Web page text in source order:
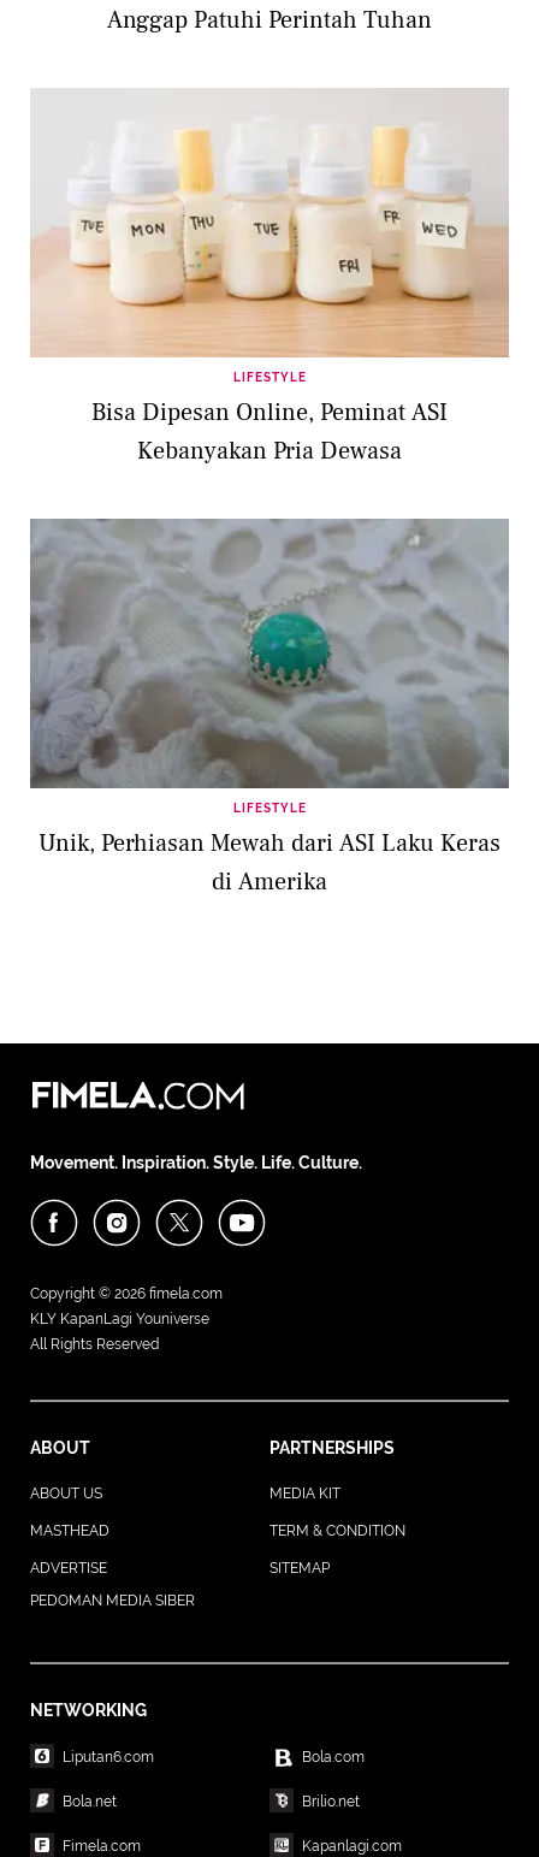
Anggap Patuhi Perintah Tuhan
LIFESTYLE
Bisa Dipesan Online, Peminat ASI
Kebanyakan Pria Dewasa
LIFESTYLE
Unik, Perhiasan Mewah dari ASI Laku Keras
di Amerika
Movement. Inspiration. Style. Life. Culture.
Copyright © 2026 fimela.com
KLY KapanLagi Youniverse
All Rights Reserved
ABOUT PARTNERSHIPS
ABOUT US MEDIA KIT
MASTHEAD TERM & CONDITION
ADVERTISE
SITEMAP
PEDOMAN MEDIA SIBER
NETWORKING
Liputan6.com Bola.com
Bola.net Brilio.net
Fimela.com Kapanlagi.com